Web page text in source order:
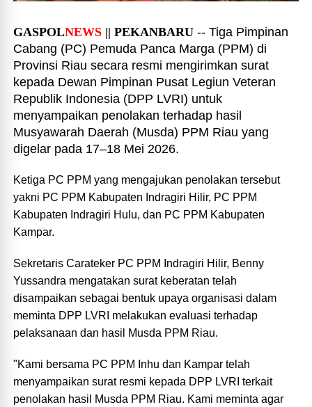
GASPOLNEWS || PEKANBARU -- Tiga Pimpinan
Cabang (PC) Pemuda Panca Marga (PPM) di
Provinsi Riau secara resmi mengirimkan surat
kepada Dewan Pimpinan Pusat Legiun Veteran
Republik Indonesia (DPP LVRI) untuk
menyampaikan penolakan terhadap hasil
Musyawarah Daerah (Musda) PPM Riau yang
digelar pada 17–18 Mei 2026.
‎Ketiga PC PPM yang mengajukan penolakan tersebut
yakni PC PPM Kabupaten Indragiri Hilir, PC PPM
Kabupaten Indragiri Hulu, dan PC PPM Kabupaten
Kampar.
‎Sekretaris Carateker PC PPM Indragiri Hilir, Benny
Yussandra mengatakan surat keberatan telah
disampaikan sebagai bentuk upaya organisasi dalam
meminta DPP LVRI melakukan evaluasi terhadap
pelaksanaan dan hasil Musda PPM Riau.
‎"Kami bersama PC PPM Inhu dan Kampar telah
menyampaikan surat resmi kepada DPP LVRI terkait
penolakan hasil Musda PPM Riau. Kami meminta agar